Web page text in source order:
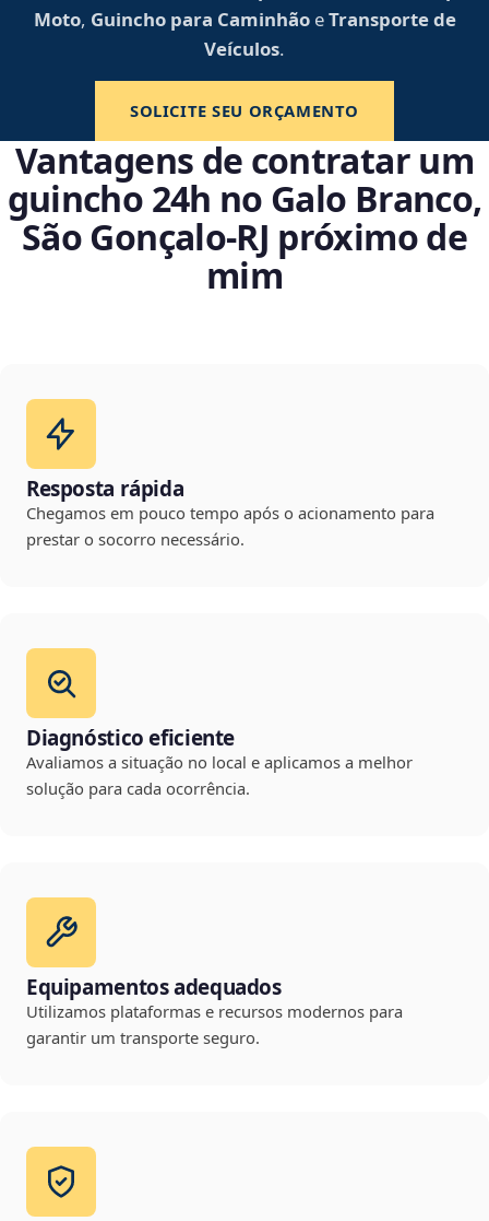
Moto, Guincho para CaminhãoeTransporte de
Veículos.
SOLICITE SEU ORÇAMENTO
Vantagens de contratar um
guincho 24h no Galo Branco,
São Gonçalo‑RJ próximo de
mim
Resposta rápida
Chegamos em pouco tempo após o acionamento para
prestar o socorro necessário.
Diagnóstico eficiente
Avaliamos a situação no local e aplicamos a melhor
solução para cada ocorrência.
Equipamentos adequados
Utilizamos plataformas e recursos modernos para
garantir um transporte seguro.